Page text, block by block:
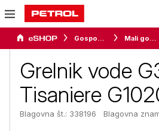
Gospodinjski aparati Mali gospodinjski aparati
Grelnik vode
Tisaniere
Blagovna št.: 338196 Blagovna